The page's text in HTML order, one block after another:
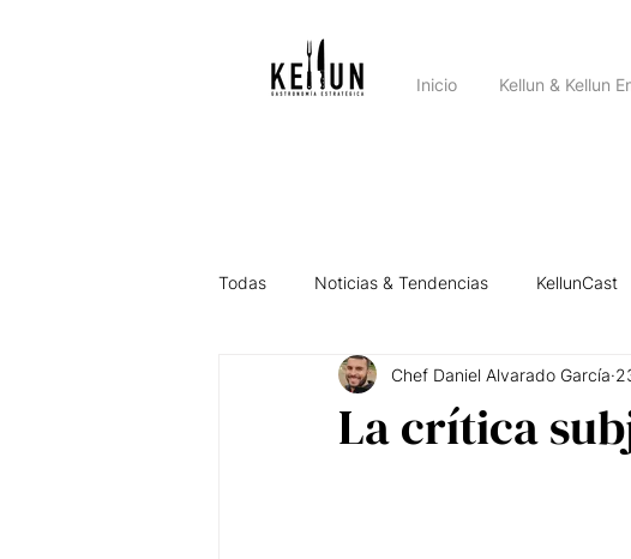
Inicio Kellun & Kellun
Todas Noticias & Tendencias KellunCast
Asesorando por el País Inteligencia
La crítica
Chef Daniel Alvarado García